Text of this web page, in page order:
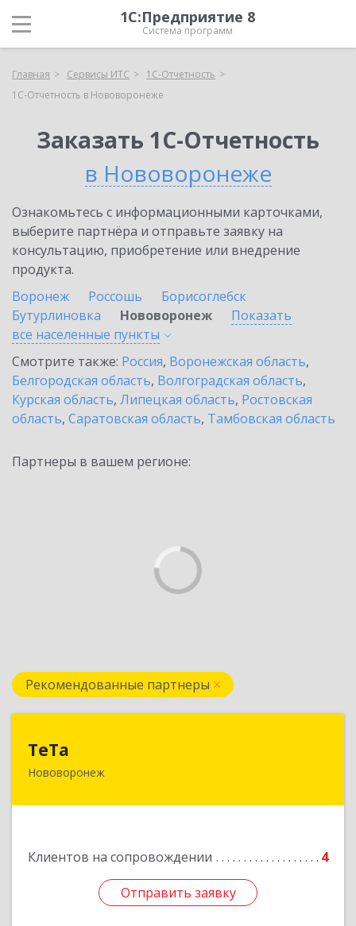
1С:Предприятие 8
Система программ
Главная Сервисы ИТС
1С-Отчетность
1С-Отчетность в Нововоронеже
Заказать 1С-Отчетность
в Нововоронеже
Ознакомьтесь с информационными карточками,
выберите партнёра и отправьте заявку на
консультацию, приобретение или внедрение
продукта.
Воронеж
Россошь
Борисоглебск
Бутурлиновка
Нововоронеж
Показать
все населенные пункты
Смотрите также: Россия, Воронежская область,
Белгородская область, Волгоградская область,
Курская область, Липецкая область, Ростовская
область, Саратовская область, Тамбовская область
Партнеры в вашем регионе:
Рекомендованные партнеры
ТеТа
Нововоронеж
Клиентов на сопровождении 4
Отправить заявку
396 073, Нововоронеж г, а/я, дом № 30
Отправить заявку